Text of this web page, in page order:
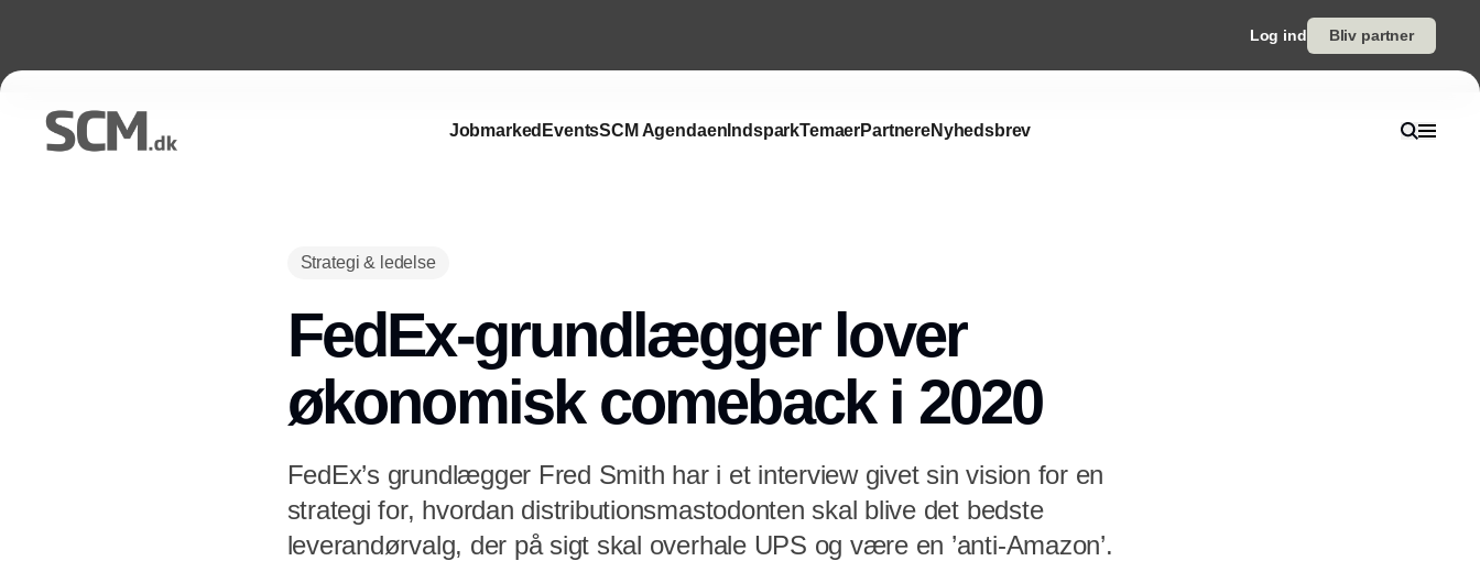
Log ind Bliv partner
Jobmarked EventsSCM Agendaen IndsparkTemaerPartnereNyhedsbrev
Strategi & ledelse
FedEx-grundlægger lover
økonomisk comeback i 2020
FedEx’s grundlægger Fred Smith har i et interview givet sin vision for en
strategi for, hvordan distributionsmastodonten skal blive det bedste
leverandørvalg, der på sigt skal overhale UPS og være en ’anti-Amazon’.